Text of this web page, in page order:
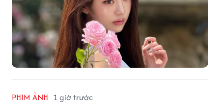
PHIM ẢNH 1 giờ trước